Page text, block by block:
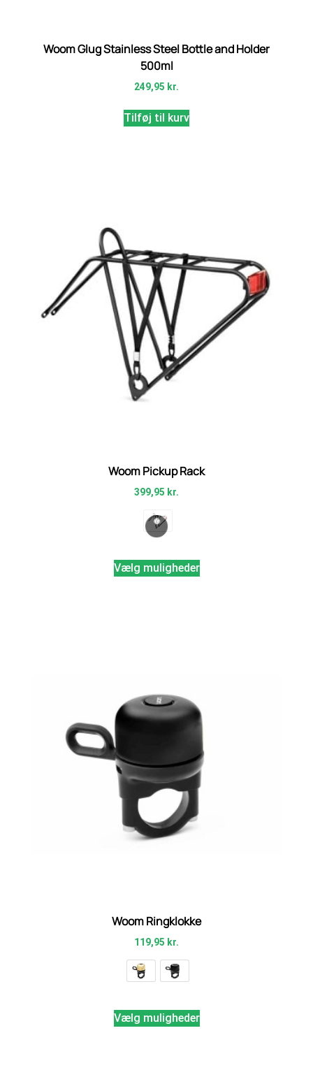
Woom Glug Stainless Steel Bottle and Holder
500ml
249,95 kr.
Tilføj til kurv
Woom Pickup Rack
399,95 kr.
Vælg muligheder
Woom Ringklokke
119,95 kr.
Vælg muligheder